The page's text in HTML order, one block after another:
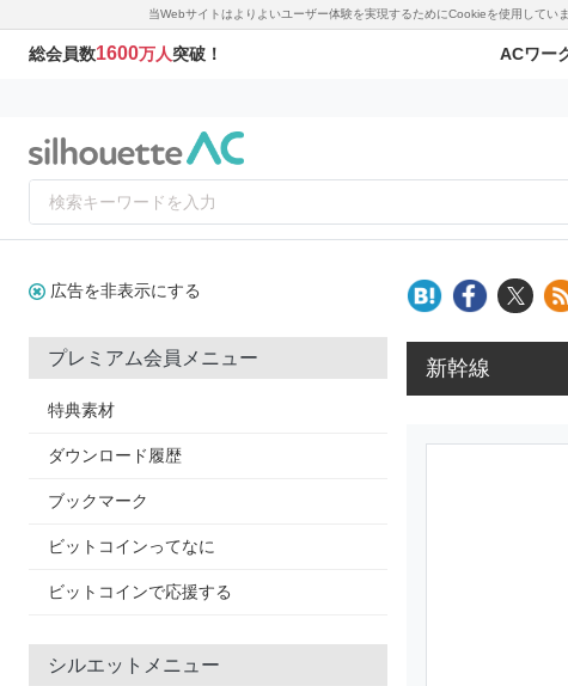
当Webサイトはよりよいユーザー体験を実現するためにCookieを使用して
総会員数1600万人突破！ ACワー
広告を非表示にする
プレミアム会員メニュー
特典素材
ダウンロード履歴
ブックマーク
ビットコインってなに
ビットコインで応援する
シルエットメニュー
新幹線